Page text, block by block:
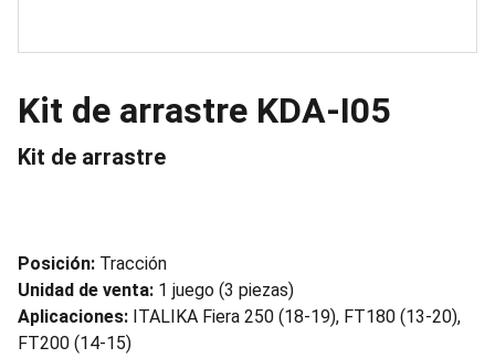
Kit de arrastre KDA-I05
Kit de arrastre
Posición: Tracción
Unidad de venta: 1 juego (3 piezas)
Aplicaciones: ITALIKA Fiera 250 (18-19), FT180 (13-20),
FT200 (14-15)